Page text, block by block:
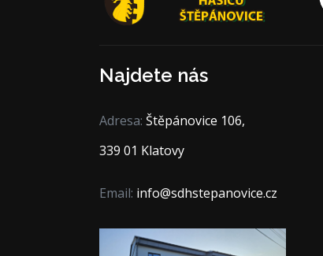
Najdete nás
Adresa: Štěpánovice 106,
339 01 Klatovy
Email: info@sdhstepanovice.cz